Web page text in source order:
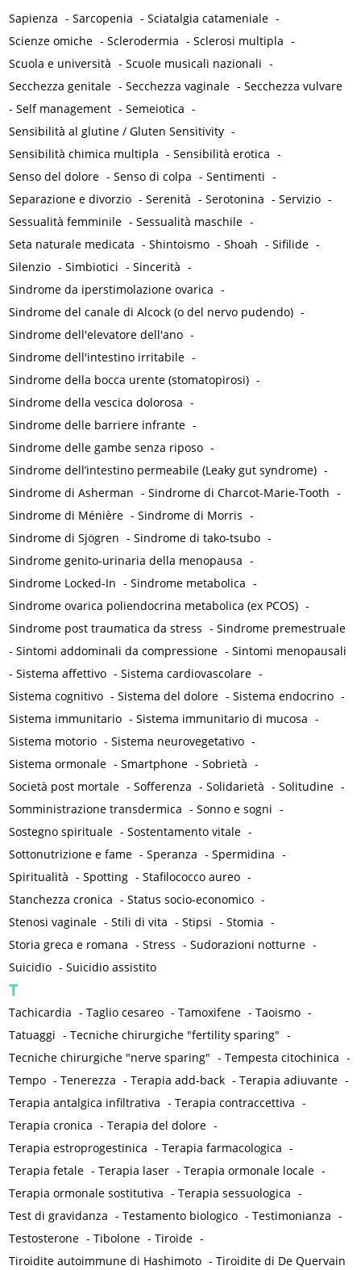
Sapienza -Sarcopenia -Sciatalgia catameniale -
Scienze omiche -Sclerodermia -Sclerosi multipla -
Scuola e università -Scuole musicali nazionali -
Secchezza genitale -Secchezza vaginale -Secchezza vulvare
-Self management -Semeiotica -
Sensibilità al glutine / Gluten Sensitivity -
Sensibilità chimica multipla -Sensibilità erotica -
Senso del dolore -Senso di colpa -Sentimenti -
Separazione e divorzio -Serenità -Serotonina -Servizio -
Sessualità femminile -Sessualità maschile -
Seta naturale medicata -Shintoismo -Shoah -Sifilide -
Silenzio -Simbiotici -Sincerità -
Sindrome da iperstimolazione ovarica -
Sindrome del canale di Alcock (o del nervo pudendo) -
Sindrome dell'elevatore dell'ano -
Sindrome dell'intestino irritabile -
Sindrome della bocca urente (stomatopirosi) -
Sindrome della vescica dolorosa -
Sindrome delle barriere infrante -
Sindrome delle gambe senza riposo -
Sindrome dell’intestino permeabile (Leaky gut syndrome) -
Sindrome di Asherman -Sindrome di Charcot-Marie-Tooth -
Sindrome di Ménière -Sindrome di Morris -
Sindrome di Sjögren -Sindrome di tako-tsubo -
Sindrome genito-urinaria della menopausa -
Sindrome Locked-In -Sindrome metabolica -
Sindrome ovarica poliendocrina metabolica (ex PCOS) -
Sindrome post traumatica da stress -Sindrome premestruale
-Sintomi addominali da compressione -Sintomi menopausali
-Sistema affettivo -Sistema cardiovascolare -
Sistema cognitivo -Sistema del dolore -Sistema endocrino -
Sistema immunitario -Sistema immunitario di mucosa -
Sistema motorio -Sistema neurovegetativo -
Sistema ormonale -Smartphone -Sobrietà -
Società post mortale -Sofferenza -Solidarietà -Solitudine -
Somministrazione transdermica -Sonno e sogni -
Sostegno spirituale -Sostentamento vitale -
Sottonutrizione e fame -Speranza -Spermidina -
Spiritualità -Spotting -Stafilococco aureo -
Stanchezza cronica -Status socio-economico -
Stenosi vaginale -Stili di vita -Stipsi -Stomia -
Storia greca e romana -Stress -Sudorazioni notturne -
Suicidio -Suicidio assistito
T
Tachicardia -Taglio cesareo -Tamoxifene -Taoismo -
Tatuaggi -Tecniche chirurgiche "fertility sparing" -
Tecniche chirurgiche "nerve sparing" -Tempesta citochinica -
Tempo -Tenerezza -Terapia add-back -Terapia adiuvante -
Terapia antalgica infiltrativa -Terapia contraccettiva -
Terapia cronica -Terapia del dolore -
Terapia estroprogestinica -Terapia farmacologica -
Terapia fetale -Terapia laser -Terapia ormonale locale -
Terapia ormonale sostitutiva -Terapia sessuologica -
Test di gravidanza -Testamento biologico -Testimonianza -
Testosterone -Tibolone -Tiroide -
Tiroidite autoimmune di Hashimoto -Tiroidite di De Quervain